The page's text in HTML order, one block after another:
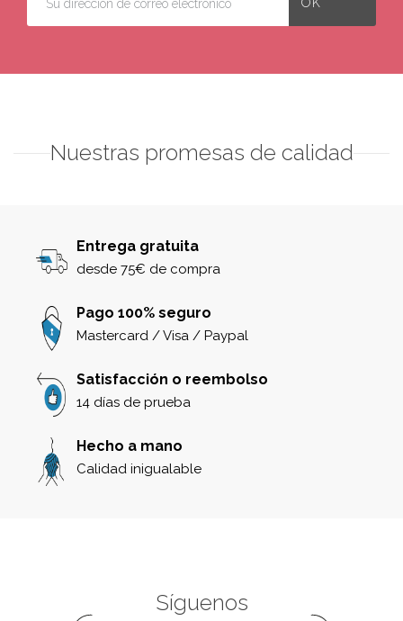
Nuestras promesas de calidad
Entrega gratuita
desde 75€ de compra
Pago 100% seguro
Mastercard / Visa / Paypal
Satisfacción o reembolso
14 días de prueba
Hecho a mano
Calidad inigualable
Síguenos